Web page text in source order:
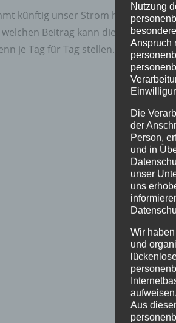
künftig unser Strom her? Wer
Beitrag kann die Gemeinde
je Tag für Tag stellen. In der
Nutzung
Anspruch
Die
der
Person,
und in
unser
uns
Wir
und
Aus